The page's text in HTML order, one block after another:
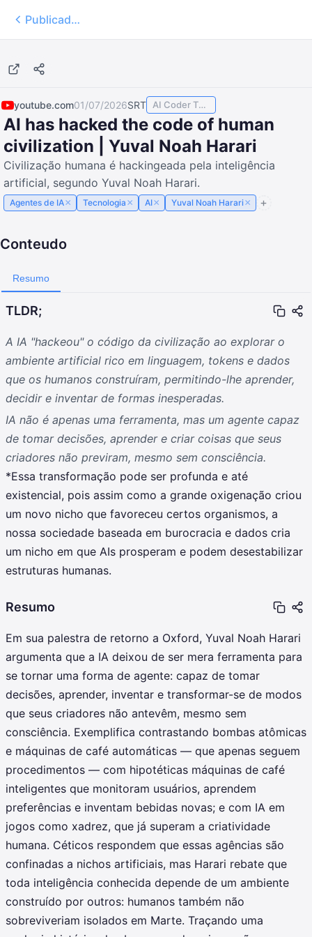
Publicados
youtube.com01/07/2026SRT AI Coder TODAY
AI has hacked the code of human
civilization | Yuval Noah Harari
Civilização humana é hackingeada pela inteligência
artificial, segundo Yuval Noah Harari.
Agentes de IA× Tecnologia × AI× Yuval Noah Harari×
Conteudo
Resumo
TLDR;
A IA "hackeou" o código da civilização ao explorar o
ambiente artificial rico em linguagem, tokens e dados
que os humanos construíram, permitindo-lhe aprender,
decidir e inventar de formas inesperadas.
IA não é apenas uma ferramenta, mas um agente capaz
de tomar decisões, aprender e criar coisas que seus
criadores não previram, mesmo sem consciência.
*Essa transformação pode ser profunda e até
existencial, pois assim como a grande oxigenação criou
um novo nicho que favoreceu certos organismos, a
nossa sociedade baseada em burocracia e dados cria
um nicho em que AIs prosperam e podem desestabilizar
estruturas humanas.
Resumo
Em sua palestra de retorno a Oxford, Yuval Noah Harari
argumenta que a IA deixou de ser mera ferramenta para
se tornar uma forma de agente: capaz de tomar
decisões, aprender, inventar e transformar-se de modos
que seus criadores não antevêm, mesmo sem
consciência. Exemplifica contrastando bombas atômicas
e máquinas de café automáticas — que apenas seguem
procedimentos — com hipotéticas máquinas de café
inteligentes que monitoram usuários, aprendem
preferências e inventam bebidas novas; e com IA em
jogos como xadrez, que já superam a criatividade
humana. Céticos respondem que essas agências são
confinadas a nichos artificiais, mas Harari rebate que
toda inteligência conhecida depende de um ambiente
construído por outros: humanos também não
sobreviveriam isolados em Marte. Traçando uma